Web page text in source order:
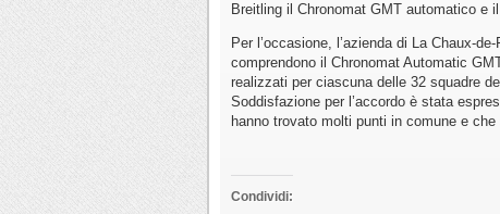
Breitling il Chronomat GMT automatico e
Per l’occasione, l’azienda di La Chaux-
comprendono il Chronomat Automatic
realizzati per ciascuna delle 32 squadre
Soddisfazione per l’accordo è stata
hanno trovato molti punti in comune e
Condividi: